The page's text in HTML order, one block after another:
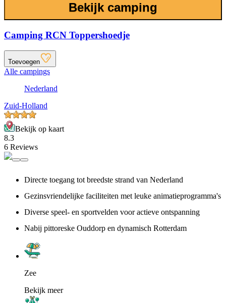
Bekijk camping
Camping RCN Toppershoedje
Toevoegen
Alle campings
Nederland
Zuid-Holland
Bekijk op kaart
8.3
6 Reviews
Directe toegang tot breedste strand van Nederland
Gezinsvriendelijke faciliteiten met leuke animatieprogramma's
Diverse speel- en sportvelden voor actieve ontspanning
Nabij pittoreske Ouddorp en dynamisch Rotterdam
Zee
Bekijk meer